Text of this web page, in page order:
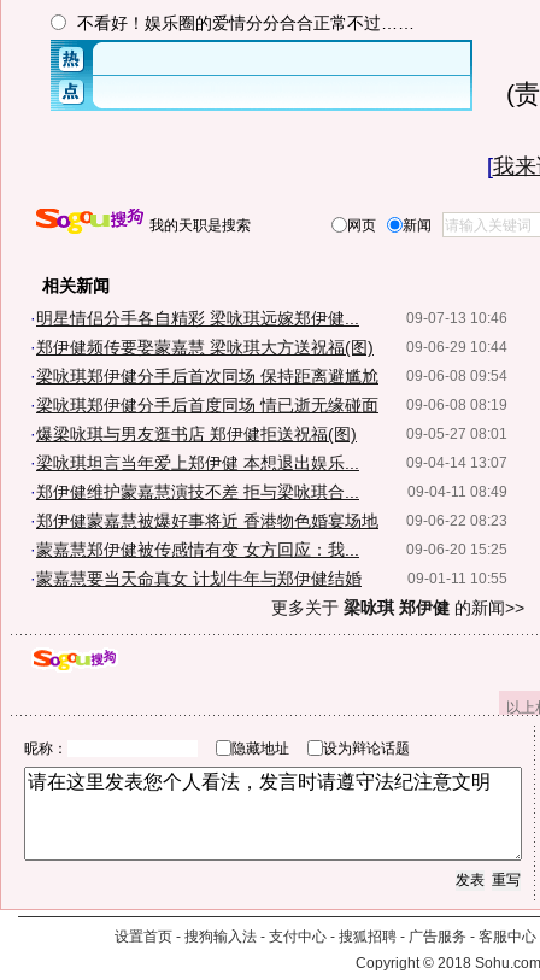
不看好！娱乐圈的爱情分分合合正常不过……
(
[我
我的天职是搜索 网页 新闻
相关新闻
09-07-13 10:46
·明星情侣分手各自精彩 梁咏琪远嫁郑伊健...
09-06-29 10:44
·郑伊健频传要娶蒙嘉慧 梁咏琪大方送祝福(图)
09-06-08 09:54
·梁咏琪郑伊健分手后首次同场 保持距离避尴尬
09-06-08 08:19
·梁咏琪郑伊健分手后首度同场 情已逝无缘碰面
09-05-27 08:01
·爆梁咏琪与男友逛书店 郑伊健拒送祝福(图)
09-04-14 13:07
·梁咏琪坦言当年爱上郑伊健 本想退出娱乐...
09-04-11 08:49
·郑伊健维护蒙嘉慧演技不差 拒与梁咏琪合...
09-06-22 08:23
·郑伊健蒙嘉慧被爆好事将近 香港物色婚宴场地
09-06-20 15:25
·蒙嘉慧郑伊健被传感情有变 女方回应：我...
09-01-11 10:55
·蒙嘉慧要当天命真女 计划牛年与郑伊健结婚
更多关于 梁咏琪 郑伊健 的新闻>>
以
昵称： 隐藏地址 设为辩论话题
设置首页 - 搜狗输入法 - 支付中心 - 搜狐招聘 - 广告服务 - 客服中心
Copyright©2018